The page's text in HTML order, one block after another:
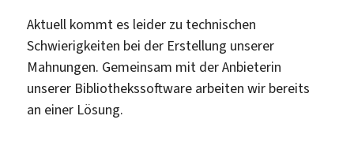
Aktuell kommt es leider zu technischen
Schwierigkeiten bei der Erstellung unserer
Mahnungen. Gemeinsam mit der Anbieterin
unserer Bibliothekssoftware arbeiten wir bereits
an einer Lösung.